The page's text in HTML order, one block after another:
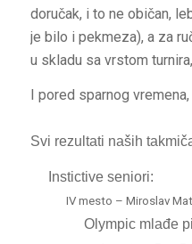
doručak, i to ne običan,
je bilo i pekmeza), a za
u skladu sa vrstom
I pored sparnog
Svi rezultati naših
Instictive seniori:
IV mesto – Miroslav
Olympic mlađe